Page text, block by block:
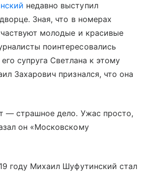
недавно выступил
Зная, что в номерах
молодые и красивые
поинтересовались
супруга Светлана к этому
Захарович признался, что она
— страшное дело. Ужас просто,
он «Московскому
году Михаил Шуфутинский стал